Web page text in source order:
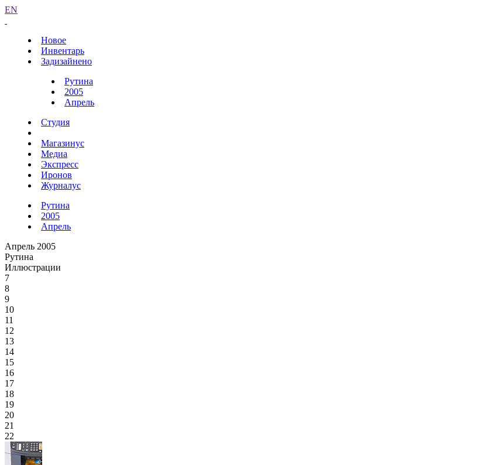
EN
Новое
Инвентарь
Задизайнено
Рутина
2005
Апрель
Студия
Магазинус
Медиа
Экспресс
Иронов
Журналус
Рутина
2005
Апрель
Апрель 2005
Рутина
Иллюстрации
7
8
9
10
11
12
13
14
15
16
17
18
19
20
21
22